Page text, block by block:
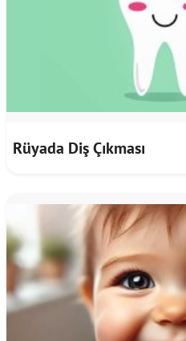
Rüyada Diş Çıkması